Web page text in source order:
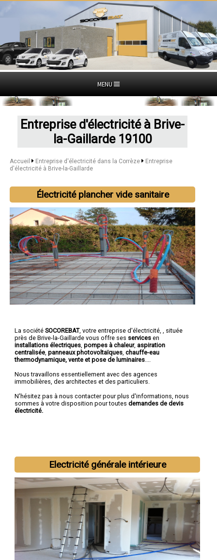
MENU
Entreprise d'électricité à Brive-
la-Gaillarde 19100
Accueil Entreprise d'électricité dans la Corrèze
Entreprise
d'électricité à Brive-la-Gaillarde
Électricité plancher vide sanitaire
La société SOCOREBAT, votre entreprise d'électricité,
, située
près de Brive-la-Gaillarde vous offre ses services en
installations électriques pompes à chaleur, aspiration
centralisée panneaux photovoltaïques chauffe-eau
thermodynamique, vente et pose de luminaires
Nous travaillons essentiellement avec des agences
immobilières, des architectes et des particuliers.
N'hésitez pas à nous contacter pour plus d'informations, nous
sommes à votre disposition pour toutes demandes de devis
électricité.
Nous intervenons aussi dans les villes suivantes :Brive-la-
Gaillarde,Tulle,Ussel,Malemort-sur-Corrèze,Saint-Pantaléon-
de-Larche,Égletons,Allassac,Ussac,Objat,Bort-les-Orgues
Electricité générale intérieure